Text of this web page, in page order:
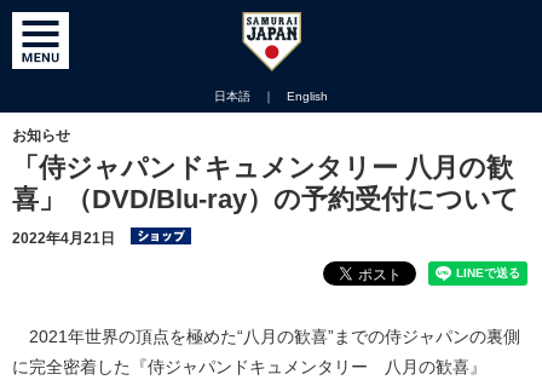
日本語 ｜ English
お知らせ
「侍ジャパンドキュメンタリー 八月の歓
喜」（DVD/Blu-ray）の予約受付について
2022年4月21日
2021年世界の頂点を極めた“八月の歓喜”までの侍ジャパンの裏側
に完全密着した『侍ジャパンドキュメンタリー 八月の歓喜』